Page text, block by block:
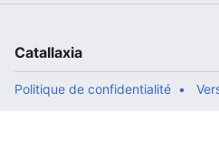
Catallaxia
Politique de confidentialité